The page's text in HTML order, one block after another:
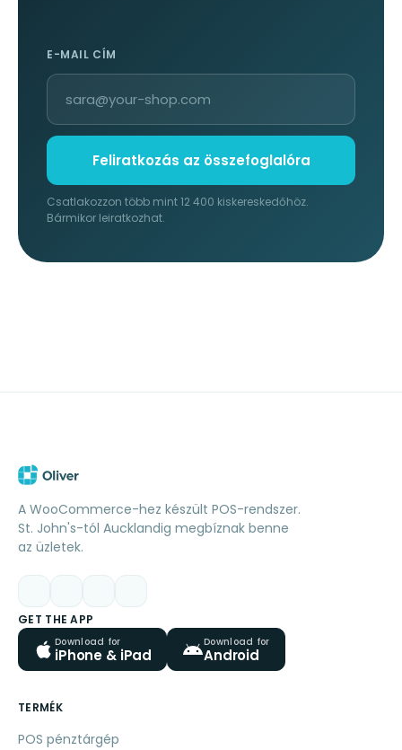
E-MAIL CÍM
Feliratkozás az összefoglalóra
Csatlakozzon több mint 12 400 kiskereskedőhöz.
Bármikor leiratkozhat.
A WooCommerce-hez készült POS-rendszer.
St. John's-tól Aucklandig megbíznak benne
az üzletek.
GET THE APP
Download for
iPhone & iPad
Download for
Android
TERMÉK
POS pénztárgép